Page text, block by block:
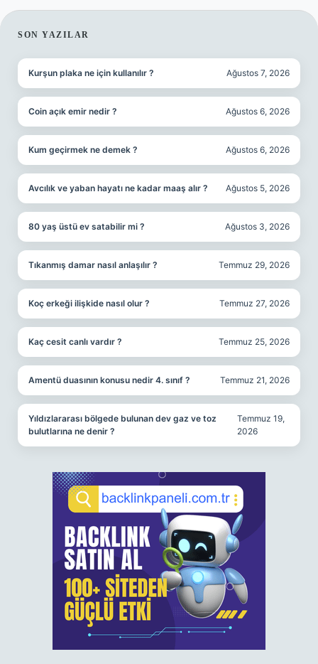
SIDEBAR
SON YAZILAR
Kurşun plaka ne için kullanılır ? Ağustos 7, 2026
Coin açık emir nedir ? Ağustos 6, 2026
Kum geçirmek ne demek ? Ağustos 6, 2026
Avcılık ve yaban hayatı ne kadar maaş alır ? Ağustos 5, 2026
80 yaş üstü ev satabilir mi ? Ağustos 3, 2026
Tıkanmış damar nasıl anlaşılır ? Temmuz 29, 2026
Koç erkeği ilişkide nasıl olur ? Temmuz 27, 2026
Kaç cesit canlı vardır ? Temmuz 25, 2026
Amentü duasının konusu nedir 4. sınıf ? Temmuz 21, 2026
Yıldızlararası bölgede bulunan dev gaz ve toz
bulutlarına ne denir ?
Temmuz 19,
2026